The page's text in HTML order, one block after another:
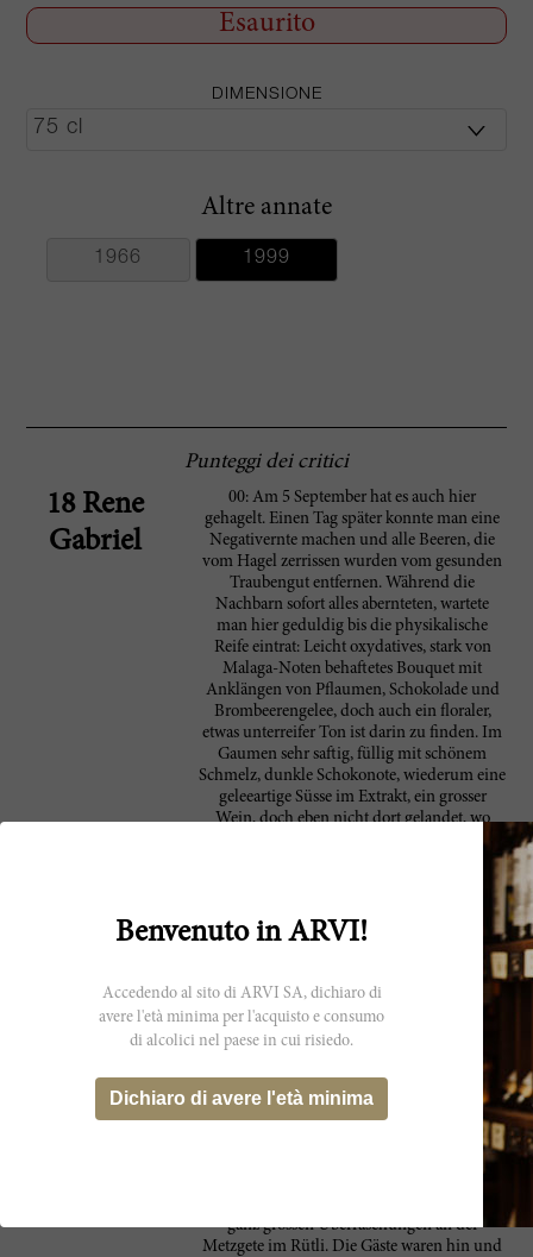
Esaurito
DIMENSIONE
Altre annate
1966 1999
Punteggi dei critici
18 Rene
Gabriel
00: Am 5 September hat es auch hier
gehagelt. Einen Tag später konnte man eine
Negativernte machen und alle Beeren, die
vom Hagel zerrissen wurden vom gesunden
Traubengut entfernen. Während die
Nachbarn sofort alles abernteten, wartete
man hier geduldig bis die physikalische
Reife eintrat: Leicht oxydatives, stark von
Malaga-Noten behaftetes Bouquet mit
Anklängen von Pflaumen, Schokolade und
Brombeerengelee, doch auch ein floraler,
etwas unterreifer Ton ist darin zu finden. Im
Gaumen sehr saftig, füllig mit schönem
Schmelz, dunkle Schokonote, wiederum eine
geleeartige Süsse im Extrakt, ein grosser
Wein, doch eben nicht dort gelandet, wo
Primeur-Einschätzung. Ich habe davon ein
ziemlich grosses Lot gekauft, ohne zuvor
nachzuschauen, was ich damals darüber
schreib. Zum Glück, denn sonst hätte ich
diesen Wein wohl nicht gekauft. Heute ist
das ein ziemlicher 99er-Angélus-
Konkurrent. Logisch - ist ja auch sein
Nachbar könnte man behaupten. Der Wein
ist noch recht jung, hat feine Rauchnoten
und unglaublich viel Cassis, also ausgeprägte
schwarze Johannisbeeren die sich mit
vermischen. Sehr fleischig, konzentriert und
ganz grossen Überraschungen an der
Metzgete im Rütli. Die Gäste waren hin und
Benvenuto in ARVI!
Accedendo al sito di ARVI SA, dichiaro di
avere l'età minima per l'acquisto e consumo
di alcolici nel paese in cui risiedo.
Dichiaro di avere l'età minima